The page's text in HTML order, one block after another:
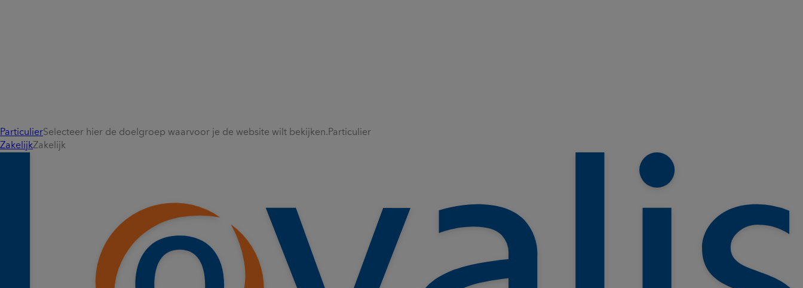
ParticulierSelecteer hier de doelgroep waarvoor je de website wilt bekijken. Particulier
ZakelijkZakelijk